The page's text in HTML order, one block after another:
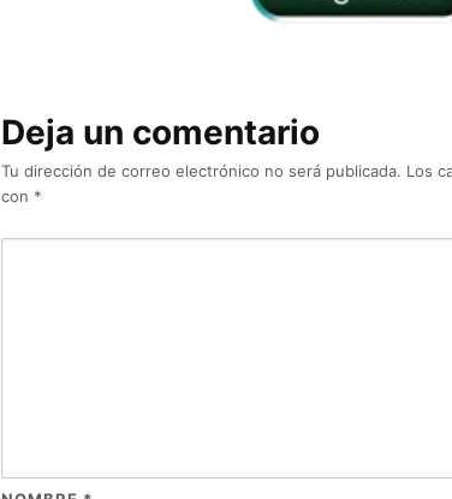
Deja un comentario
Tu dirección de correo electrónico no será publicada. Los
con *